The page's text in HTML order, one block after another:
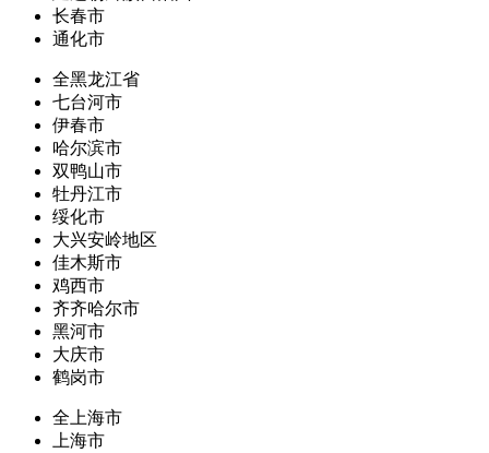
长春市
通化市
全黑龙江省
七台河市
伊春市
哈尔滨市
双鸭山市
牡丹江市
绥化市
大兴安岭地区
佳木斯市
鸡西市
齐齐哈尔市
黑河市
大庆市
鹤岗市
全上海市
上海市